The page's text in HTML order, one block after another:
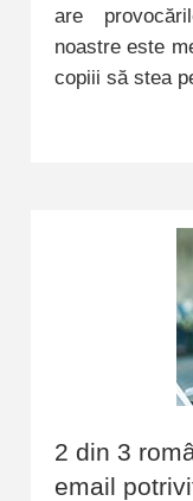
are
noastre este
copiii să stea
2 din 3
email